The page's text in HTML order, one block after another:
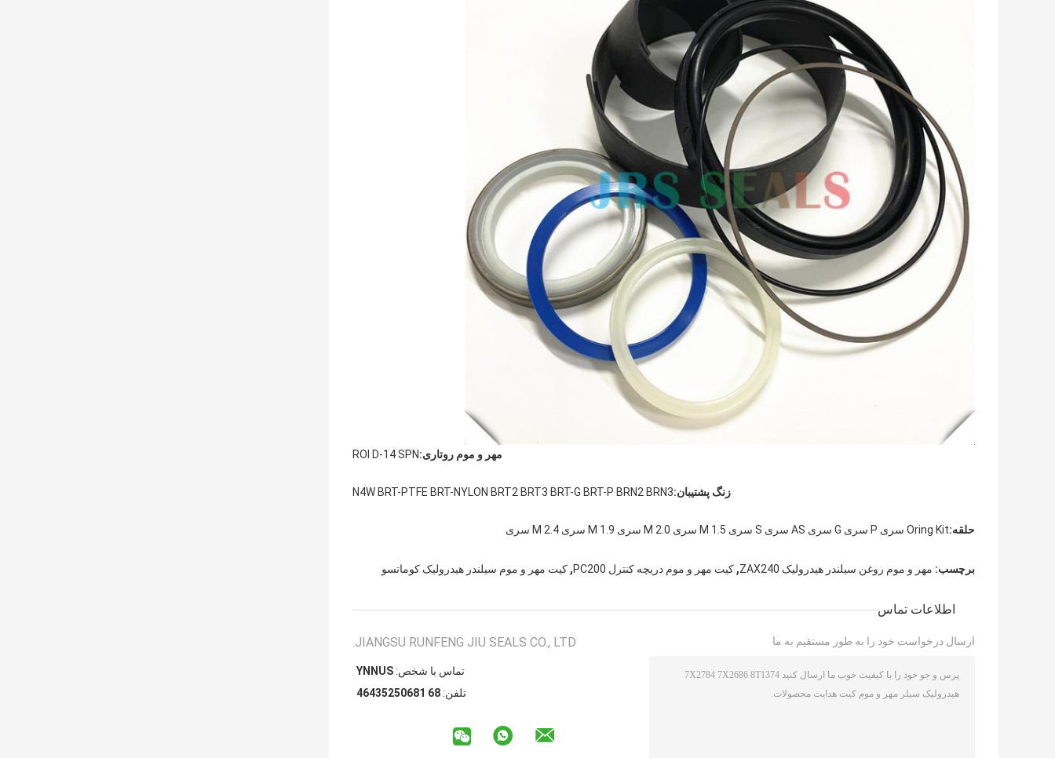
مهر و موم روتاری:ROI D-14 SPN
زنگ پشتیبان:N4W BRT-PTFE BRT-NYLON BRT2 BRT3 BRT-G BRT-P BRN2 BRN3
حلقه:Oring Kit سری P سری G سری AS سری S سری M 1.5 سری M 2.0 سری M 1.9 سری M 2.4 سری
برچسب: مهر و موم روغن سیلندر هیدرولیک ZAX240 , کیت مهر و موم دریچه کنترل PC200 , کیت مهر و موم سیلندر هیدرولیک کوماتسو
اطلاعات تماس
JIANGSU RUNFENG JIU SEALS CO., LTD.
تماس با شخص: SUNNY
تلفن: 86 18605253464
ارسال درخواست خود را به طور مستقیم به ما